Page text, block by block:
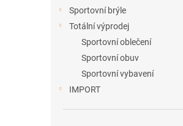
Sportovní brýle
Totální výprodej
Sportovní oblečení
Sportovní obuv
Sportovní vybavení
IMPORT